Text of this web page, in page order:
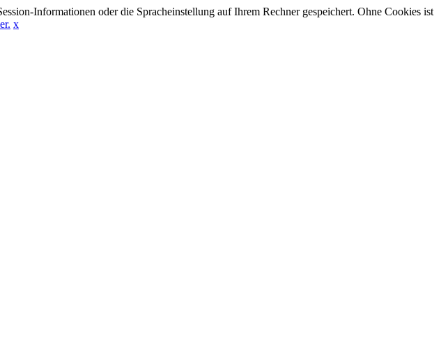
Informationen oder die Spracheinstellung auf Ihrem Rechner gespeichert. Ohne Cookies ist
x